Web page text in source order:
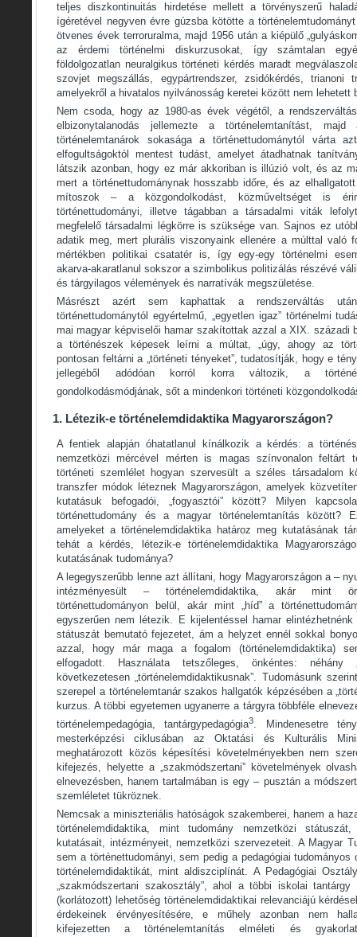
teljes diszkontinuitás hirdetése mellett a törvényszerű
ígéretével negyven évre gúzsba kötötte a
ötvenes évek terroruralma, majd 1956 után a kiépülő
az érdemi történelmi diskurzusokat, így számtalan
földolgozatlan neuralgikus történeti kérdés maradt
szovjet megszállás, egypártrendszer, zsidókérdés, trianoni
amelyekről a hivatalos nyilvánosság keretei között nem lehetett
Nem csoda, hogy az 1980-as évek végétől, a
elbizonytalanodás jellemezte a történelemtanítást,
történelemtanárok sokasága a történettudománytól várta
elfogultságoktól mentest tudást, amelyet átadhatnak
látszik azonban, hogy ez már akkoriban is illúzió volt, és az
mert a történettudománynak hosszabb időre, és az
mítoszok – a közgondolkodást, közműveltséget is
történettudományi, illetve tágabban a társadalmi viták
megfelelő társadalmi légkörre is szüksége van. Sajnos ez
adatik meg, mert plurális viszonyaink ellenére a múlttal való
mértékben politikai csatatér is, így egy-egy történelmi
akarva-akaratlanul sokszor a szimbolikus politizálás részévé
és tárgyilagos vélemények és narratívák megszületése.
Másrészt azért sem kaphattak a rendszerváltás
történettudománytól egyértelmű, „egyetlen igaz” történelmi
mai magyar képviselői hamar szakítottak azzal a XIX. századi
a történészek képesek leírni a múltat, „úgy, ahogy az
pontosan feltárni a „történeti tényeket”, tudatosítják, hogy e
jellegéből adódóan korról korra változik, a
gondolkodásmódjának, sőt a mindenkori történeti
1. Létezik-e történelemdidaktika Magyarországon?
A fentiek alapján óhatatlanul kínálkozik a kérdés: a
nemzetközi mércével mérten is magas színvonalon feltárt
történeti szemlélet hogyan szervesült a széles társadalom
transzfer módok léteznek Magyarországon, amelyek
kutatásuk befogadói, „fogyasztói” között? Milyen
történettudomány és a magyar történelemtanítás között?
amelyeket a történelemdidaktika határoz meg kutatásának
tehát a kérdés, létezik-e történelemdidaktika
kutatásának tudománya?
A legegyszerűbb lenne azt állítani, hogy Magyarországon a –
intézményesült – történelemdidaktika, akár mint
történettudományon belül, akár mint „híd” a
egyszerűen nem létezik. E kijelentéssel hamar
státuszát bemutató fejezetet, ám a helyzet ennél sokkal
azzal, hogy már maga a fogalom (történelemdidaktika)
elfogadott. Használata tetszőleges, önkéntes: néhány
következetesen „történelemdidaktikusnak”. Tudomásunk
szerepel a történelemtanár szakos hallgatók képzésében a
kurzus. A többi egyetemen ugyanerre a tárgyra többféle
történelempedagógia, tantárgypedagógia3. Mindenesetre
mesterképzési ciklusában az Oktatási és Kulturális
meghatározott közös képesítési követelményekben nem
kifejezés, helyette a „szakmódszertani” követelmények
elnevezésben, hanem tartalmában is egy – pusztán a
szemléletet tükröznek.
Nemcsak a miniszteriális hatóságok szakemberei, hanem a
történelemdidaktika, mint tudomány nemzetközi státuszát,
kutatásait, intézményeit, nemzetközi szervezeteit. A Magyar
sem a történettudományi, sem pedig a pedagógiai
történelemdidaktikát, mint aldiszciplínát. A Pedagógiai
„szakmódszertani szakosztály”, ahol a többi iskolai
(korlátozott) lehetőség történelemdidaktikai relevanciájú
érdekeinek érvényesítésére, e műhely azonban nem
kifejezetten a történelemtanítás elméleti és